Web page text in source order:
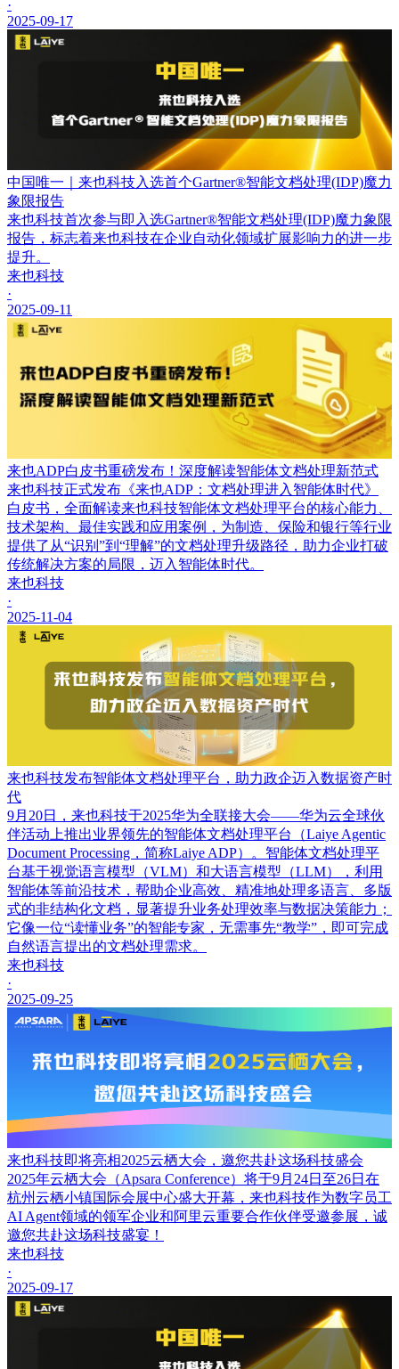
·
2025-09-17
中国唯一｜来也科技入选首个Gartner®智能文档处理(IDP)魔力
象限报告
来也科技首次参与即入选Gartner®智能文档处理(IDP)魔力象限
报告，标志着来也科技在企业自动化领域扩展影响力的进一步
提升。
来也科技
·
2025-09-11
来也ADP白皮书重磅发布！深度解读智能体文档处理新范式
来也科技正式发布《来也ADP：文档处理进入智能体时代》
白皮书，全面解读来也科技智能体文档处理平台的核心能力、
技术架构、最佳实践和应用案例，为制造、保险和银行等行业
提供了从“识别”到“理解”的文档处理升级路径，助力企业打破
传统解决方案的局限，迈入智能体时代。
来也科技
·
2025-11-04
来也科技发布智能体文档处理平台，助力政企迈入数据资产时
代
9月20日，来也科技于2025华为全联接大会——华为云全球伙
伴活动上推出业界领先的智能体文档处理平台（Laiye Agentic
Document Processing，简称Laiye ADP）。智能体文档处理平
台基于视觉语言模型（VLM）和大语言模型（LLM），利用
智能体等前沿技术，帮助企业高效、精准地处理多语言、多版
式的非结构化文档，显著提升业务处理效率与数据决策能力；
它像一位“读懂业务”的智能专家，无需事先“教学”，即可完成
自然语言提出的文档处理需求。
来也科技
·
2025-09-25
来也科技即将亮相2025云栖大会，邀您共赴这场科技盛会
2025年云栖大会（Apsara Conference）将于9月24日至26日在
杭州云栖小镇国际会展中心盛大开幕，来也科技作为数字员工
AI Agent领域的领军企业和阿里云重要合作伙伴受邀参展，诚
邀您共赴这场科技盛宴！
来也科技
·
2025-09-17